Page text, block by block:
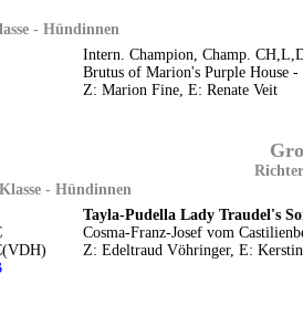
- Hündinnen
Intern. Champion, Champ.
Brutus of Marion's Purple House -
Z: Marion Fine, E: Renate Veit
- Hündinnen
Tayla-Pudella Lady Traudel's
Cosma-Franz-Josef vom
Z: Edeltraud Vöhringer, E: